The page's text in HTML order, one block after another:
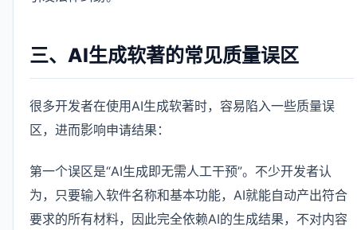
三、AI生成软著的常见质量误区
很多开发者在使用AI生成软著时，容易陷入一些质量误
区，进而影响申请结果：
第一个误区是“AI生成即无需人工干预”。不少开发者认
为，只要输入软件名称和基本功能，AI就能自动产出符合
要求的所有材料，因此完全依赖AI的生成结果，不对内容